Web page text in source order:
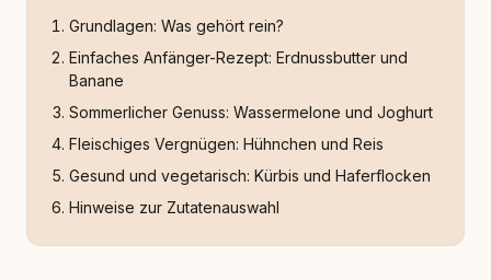
Grundlagen: Was gehört rein?
Einfaches Anfänger-Rezept: Erdnussbutter und
Banane
Sommerlicher Genuss: Wassermelone und Joghurt
Fleischiges Vergnügen: Hühnchen und Reis
Gesund und vegetarisch: Kürbis und Haferflocken
Hinweise zur Zutatenauswahl